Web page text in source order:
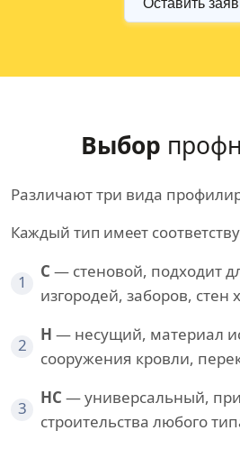
Оставить
Выбор
Различают три вида
Каждый тип имеет
1 С — стеновой, подходит
изгородей, заборов, стен
2 Н — несущий, материал
сооружения кровли,
3 НС — универсальный,
строительства любого